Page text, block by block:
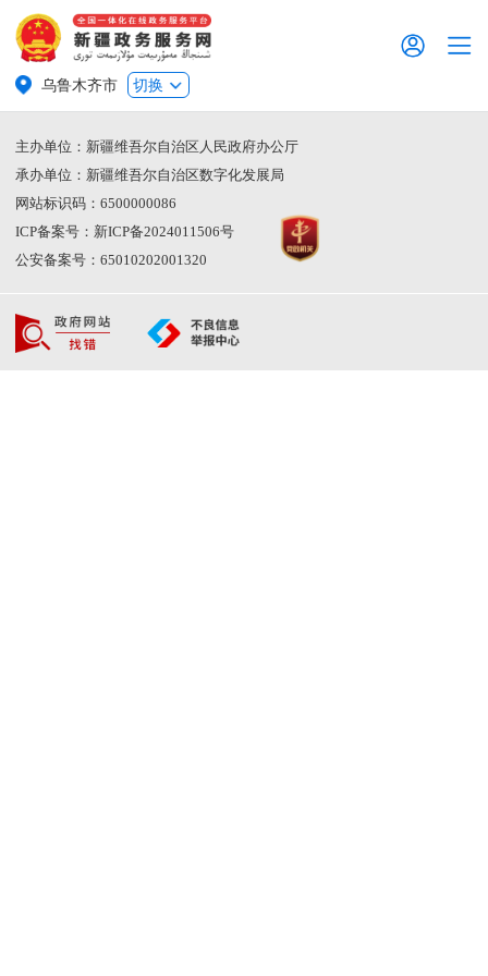
乌鲁木齐市 切换
主办单位：新疆维吾尔自治区人民政府办公厅
承办单位：新疆维吾尔自治区数字化发展局
网站标识码：6500000086
ICP备案号：新ICP备2024011506号
公安备案号：65010202001320